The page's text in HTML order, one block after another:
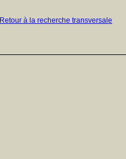
Retour à la recherche transversale